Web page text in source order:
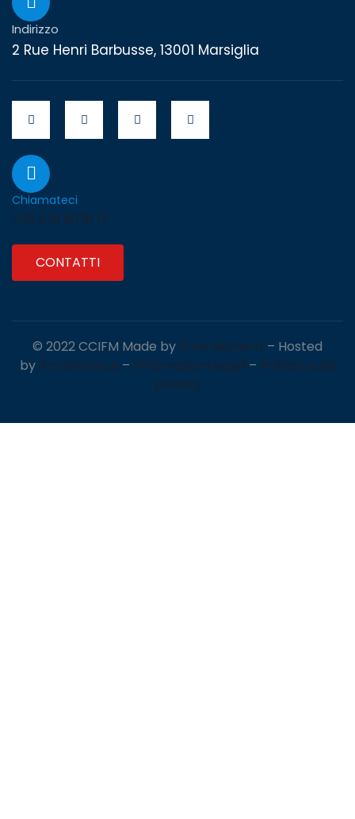
Indirizzo
2 Rue Henri Barbusse, 13001 Marsiglia
Chiamateci
+33 4 91 90 81 17
CONTATTI
© 2022 CCIFM Made by Pure Moment – Hosted
by Accointance – Informazioni legali – Politica sulla
privacy